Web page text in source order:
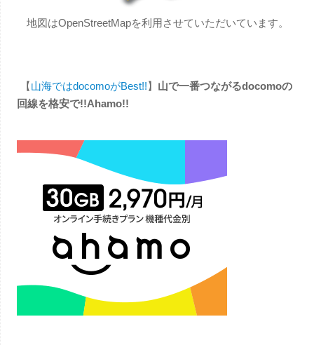
地図はOpenStreetMapを利用させていただいています。
【山海ではdocomoがBest!!】 山で一番つながるdocomoの
回線を格安で!!Ahamo!!